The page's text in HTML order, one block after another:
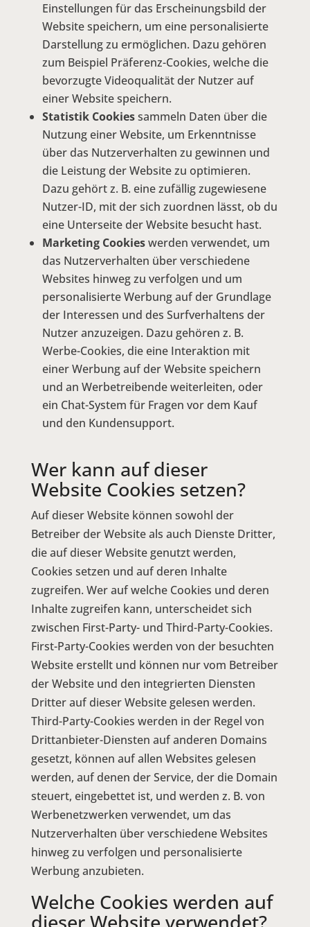
Einstellungen für das Erscheinungsbild der
Website speichern, um eine personalisierte
Darstellung zu ermöglichen. Dazu gehören
zum Beispiel Präferenz-Cookies, welche die
bevorzugte Videoqualität der Nutzer auf
einer Website speichern.
Statistik Cookiessammeln Daten über die
Nutzung einer Website, um Erkenntnisse
über das Nutzerverhalten zu gewinnen und
die Leistung der Website zu optimieren.
Dazu gehört z. B. eine zufällig zugewiesene
Nutzer-ID, mit der sich zuordnen lässt, ob du
eine Unterseite der Website besucht hast.
Marketing Cookieswerden verwendet, um
das Nutzerverhalten über verschiedene
Websites hinweg zu verfolgen und um
personalisierte Werbung auf der Grundlage
der Interessen und des Surfverhaltens der
Nutzer anzuzeigen. Dazu gehören z. B.
Werbe-Cookies, die eine Interaktion mit
einer Werbung auf der Website speichern
und an Werbetreibende weiterleiten, oder
ein Chat-System für Fragen vor dem Kauf
und den Kundensupport.
Wer kann auf dieser
Website Cookies setzen?
Auf dieser Website können sowohl der
Betreiber der Website als auch Dienste Dritter,
die auf dieser Website genutzt werden,
Cookies setzen und auf deren Inhalte
zugreifen. Wer auf welche Cookies und deren
Inhalte zugreifen kann, unterscheidet sich
zwischen First-Party- und Third-Party-Cookies.
First-Party-Cookies werden von der besuchten
Website erstellt und können nur vom Betreiber
der Website und den integrierten Diensten
Dritter auf dieser Website gelesen werden.
Third-Party-Cookies werden in der Regel von
Drittanbieter-Diensten auf anderen Domains
gesetzt, können auf allen Websites gelesen
werden, auf denen der Service, der die Domain
steuert, eingebettet ist, und werden z. B. von
Werbenetzwerken verwendet, um das
Nutzerverhalten über verschiedene Websites
hinweg zu verfolgen und personalisierte
Werbung anzubieten.
Welche Cookies werden auf
dieser Website verwendet?